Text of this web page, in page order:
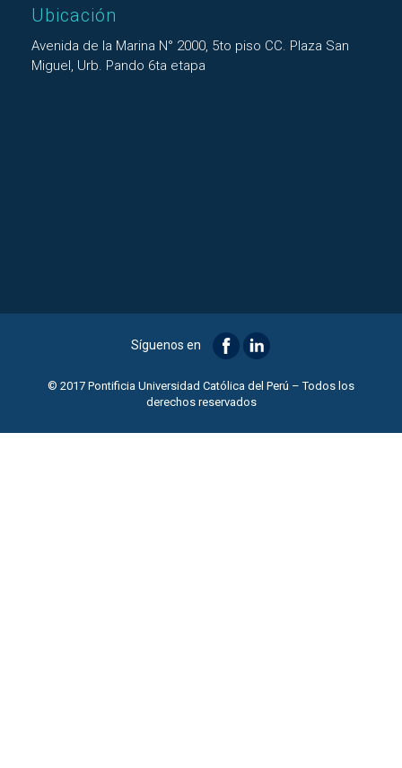
Ubicación
Avenida de la Marina N° 2000, 5to piso CC. Plaza San
Miguel, Urb. Pando 6ta etapa
Síguenos en
© 2017 Pontificia Universidad Católica del Perú – Todos los
derechos reservados